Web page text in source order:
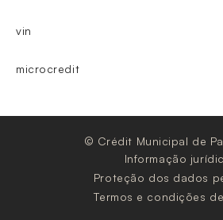
vin
microcredit
© Crédit Municipal de
Informação
Proteção dos dados
Termos e condições